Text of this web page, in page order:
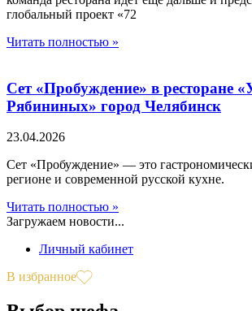
глобальный проект «72
Читать полностью »
Сет «Пробуждение» в ресторане
Рябининых» город Челябинск
23.04.2026
Сет «Пробуждение» — это
регионе и современной русской кухне.
Читать полностью »
Загружаем новости...
Личный кабинет
В избранное